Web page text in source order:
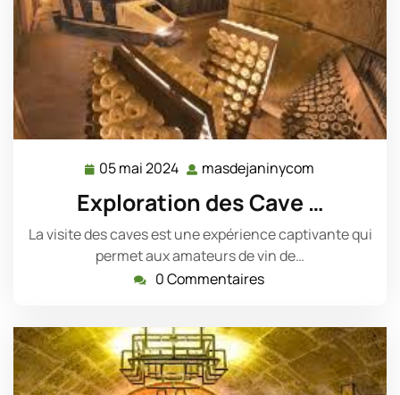
05 mai 2024 05
2024
masdejaninycom
Exploration des Cave …
La visite des caves est une expérience captivante qui
permet aux amateurs de vin de…
0 Commentaires